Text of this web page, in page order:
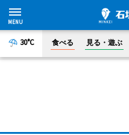
30°C 食べる 見る・遊ぶ